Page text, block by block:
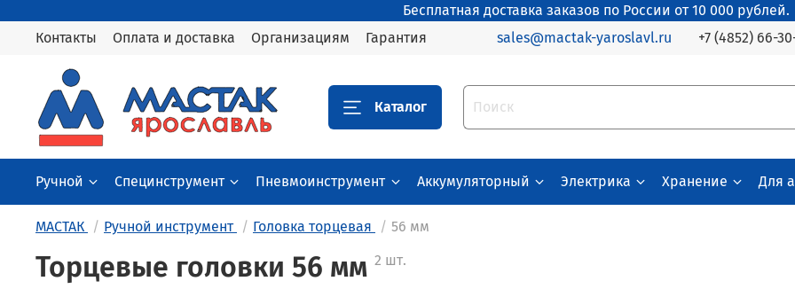
Бесплатная доставка заказов по России от 10 000 рублей.
Контакты
Оплата и доставка Организациям Гарантия sales@mactak-yaroslavl.ru +7 (4852) 66-
Каталог
Ручной Специнструмент Пневмоинструмент Аккумуляторный Электрика Хранение Для
МАСТАК Ручной инструмент Головка торцевая 56 мм
Торцевые головки 56 мм 2 шт.